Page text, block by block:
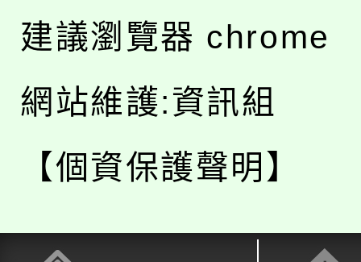
建議瀏覽器 chrome
網站維護:資訊組
【個資保護聲明】